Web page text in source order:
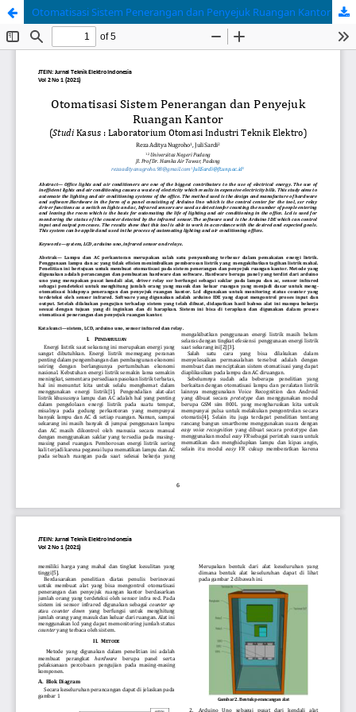
Otomatisasi Sistem Penerangan dan Penyejuk Ruangan Kantor